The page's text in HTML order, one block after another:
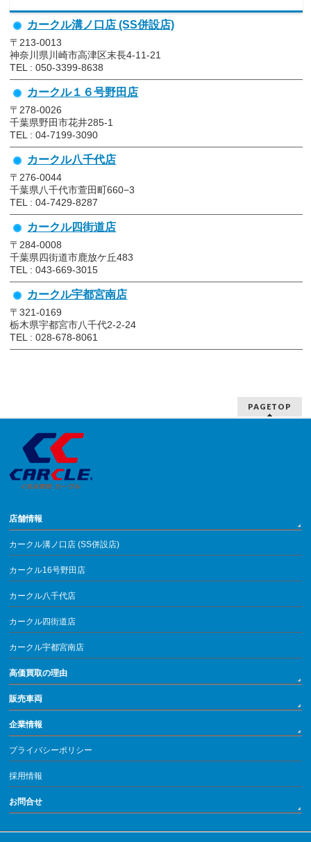
カークル溝ノ口店 (SS併設店)
〒213-0013
神奈川県川崎市高津区末長4-11-21
TEL : 050-3399-8638
カークル１６号野田店
〒278-0026
千葉県野田市花井285-1
TEL : 04-7199-3090
カークル八千代店
〒276-0044
千葉県八千代市萱田町660−3
TEL : 04-7429-8287
カークル四街道店
〒284-0008
千葉県四街道市鹿放ケ丘483
TEL : 043-669-3015
カークル宇都宮南店
〒321-0169
栃木県宇都宮市八千代2-2-24
TEL : 028-678-8061
PAGETOP
店舗情報
カークル溝ノ口店 (SS併設店)
カークル16号野田店
カークル八千代店
カークル四街道店
カークル宇都宮南店
高価買取の理由
販売車両
企業情報
プライバシーポリシー
採用情報
お問合せ